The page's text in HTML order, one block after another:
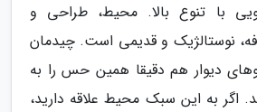
با تنوع بالا. محیط، طراحی و
نوستالژیک و قدیمی است. چیدمان
دیوار هم دقیقا همین حس را به
اگر به این سبک محیط علاقه دارید،